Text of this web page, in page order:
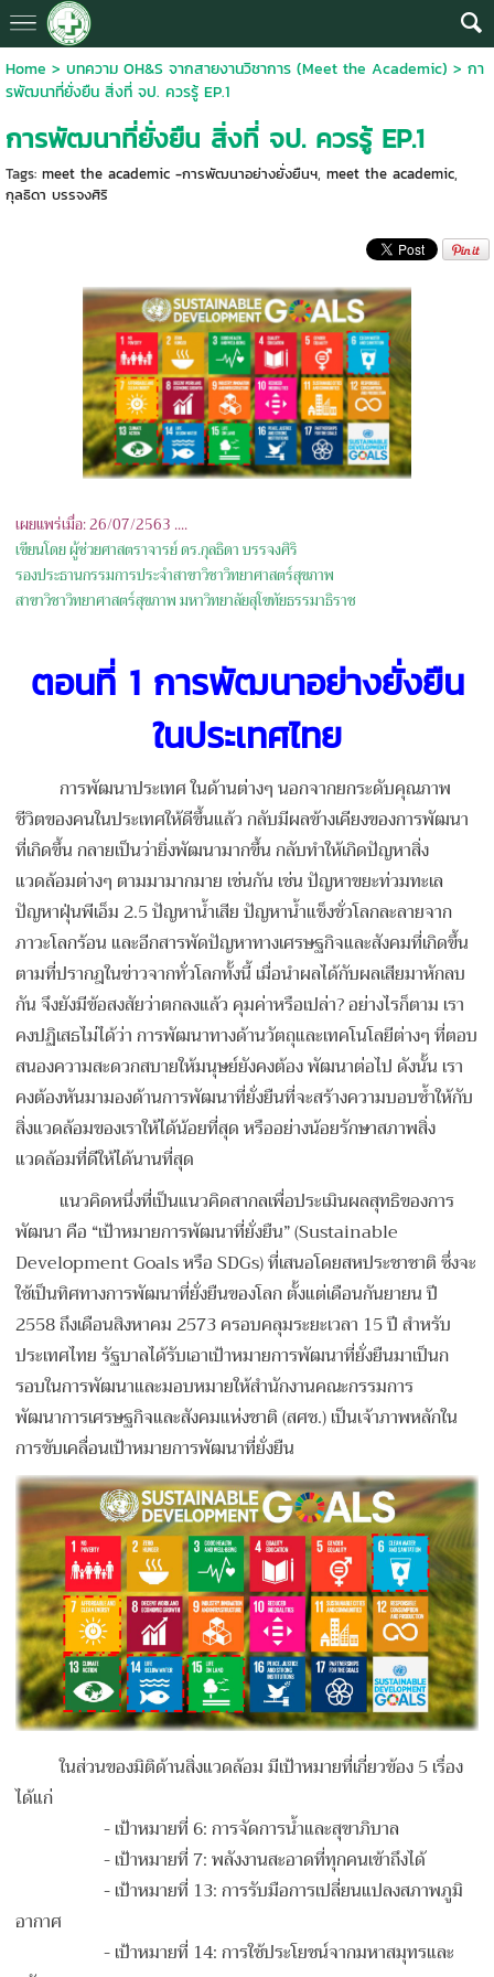
Home > บทความ OH&S จากสายงานวิชาการ (Meet the Academic) > กา
รพัฒนาที่ยั่งยืน สิ่งที่ จป. ควรรู้ EP.1
การพัฒนาที่ยั่งยืน สิ่งที่ จป. ควรรู้ EP.1
Tags: meet the academic -การพัฒนาอย่างยั่งยืนฯ, meet the academic,
กุลธิดา บรรจงศิริ
เผยแพร่เมื่อ: 26/07/2563 ....
เขียนโดยผู้ช่วยศาสตราจารย์ ดร.กุลธิดา บรรจงศิริ
รองประธานกรรมการประจำสาขาวิชาวิทยาศาสตร์สุขภาพ
สาขาวิชาวิทยาศาสตร์สุขภาพ มหาวิทยาลัยสุโขทัยธรรมาธิราช
ตอนที่ 1 การพัฒนาอย่างยั่งยืน
ในประเทศไทย
การพัฒนาประเทศ ในด้านต่างๆ นอกจากยกระดับคุณภาพ
ชีวิตของคนในประเทศให้ดีขึ้นแล้ว กลับมีผลข้างเคียงของการพัฒนา
ที่เกิดขึ้น กลายเป็นว่ายิ่งพัฒนามากขึ้น กลับทำให้เกิดปัญหาสิ่ง
แวดล้อมต่างๆ ตามมามากมาย เช่นกัน เช่น ปัญหาขยะท่วมทะเล
ปัญหาฝุ่นพีเอ็ม 2.5 ปัญหาน้ำเสีย ปัญหาน้ำแข็งขั่วโลกละลายจาก
ภาวะโลกร้อน และอีกสารพัดปัญหาทางเศรษฐกิจและสังคมที่เกิดขึ้น
ตามที่ปรากฎในข่าวจากทั่วโลกทั้งนี้ เมื่อนำผลได้กับผลเสียมาหักลบ
กัน จึงยังมีข้อสงสัยว่าตกลงแล้ว คุมค่าหรือเปล่า? อย่างไรก็ตาม เรา
คงปฏิเสธไม่ได้ว่า การพัฒนาทางด้านวัตถุและเทคโนโลยีต่างๆ ที่ตอบ
สนองความสะดวกสบายให้มนุษย์ยังคงต้อง พัฒนาต่อไป ดังนั้น เรา
คงต้องหันมามองด้านการพัฒนาที่ยั่งยืนที่จะสร้างความบอบช้ำให้กับ
สิ่งแวดล้อมของเราให้ได้น้อยที่สุด หรืออย่างน้อยรักษาสภาพสิ่ง
แวดล้อมที่ดีให้ได้นานที่สุด
แนวคิดหนึ่งที่เป็นแนวคิดสากลเพื่อประเมินผลสุทธิของการ
พัฒนา คือ “เป้าหมายการพัฒนาที่ยั่งยืน” (Sustainable
Development Goals หรือ SDGs) ที่เสนอโดยสหประชาชาติ ซึ่งจะ
ใช้เป็นทิศทางการพัฒนาที่ยั่งยืนของโลก ตั้งแต่เดือนกันยายน ปี
2558 ถึงเดือนสิงหาคม 2573 ครอบคลุมระยะเวลา 15 ปี สำหรับ
ประเทศไทย รัฐบาลได้รับเอาเป้าหมายการพัฒนาที่ยั่งยืนมาเป็นก
รอบในการพัฒนาและมอบหมายให้สำนักงานคณะกรรมการ
พัฒนาการเศรษฐกิจและสังคมแห่งชาติ (สศช.) เป็นเจ้าภาพหลักใน
การขับเคลื่อนเป้าหมายการพัฒนาที่ยั่งยืน
ในส่วนของมิติด้านสิ่งแวดล้อม มีเป้าหมายที่เกี่ยวข้อง 5 เรื่อง
ได้แก่
- เป้าหมายที่ 6: การจัดการน้ำและสุขาภิบาล
- เป้าหมายที่ 7: พลังงานสะอาดที่ทุกคนเข้าถึงได้
- เป้าหมายที่ 13: การรับมือการเปลี่ยนแปลงสภาพภูมิ
อากาศ
- เป้าหมายที่ 14: การใช้ประโยชน์จากมหาสมุทรและ